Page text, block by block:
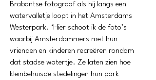
Brabantse fotograaf als hij langs een
watervalletje loopt in het Amsterdams
Westerpark. ‘Hier schoot ik de foto’s
waarbij Amsterdammers met hun
vrienden en kinderen recreëren rondom
dat stadse watertje. Ze laten zien hoe
kleinbehuisde stedelingen hun park